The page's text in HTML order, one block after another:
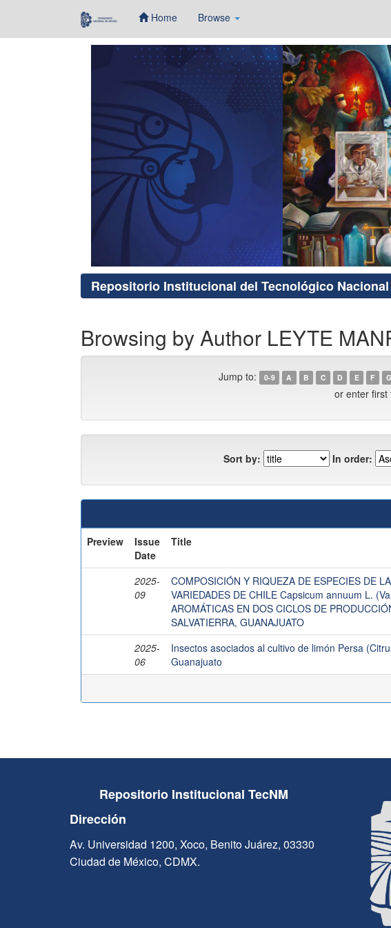
Home Browse
Repositorio Institucional del Tecnológico Nacional
Browsing by Author LEYTE
Jump to: 0-9 A B C D E F G
or enter first
Sort by: In order:
Preview
Issue
Date
Title
2025-
09
COMPOSICIÓN Y RIQUEZA DE ESPECIES DE
VARIEDADES DE CHILE Capsicum annuum L.
AROMÁTICAS EN DOS CICLOS DE
SALVATIERRA, GUANAJUATO
2025-
06
Insectos asociados al cultivo de limón Persa
Guanajuato
Repositorio Institucional TecNM
Dirección
Av. Universidad 1200, Xoco, Benito Juárez, 03330
Ciudad de México, CDMX.